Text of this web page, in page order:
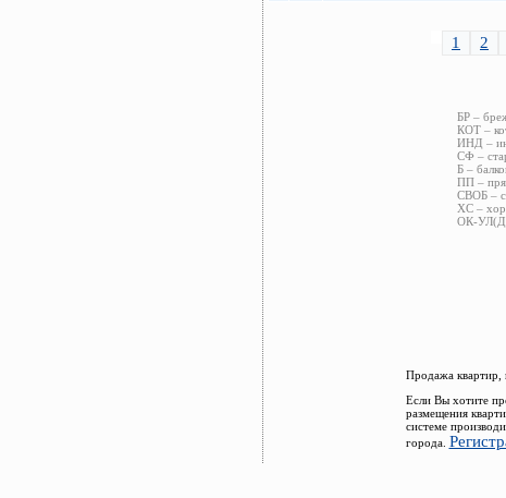
1 2
БР –
КОТ –
ИНД –
СФ –
Б –
ПП –
СВОБ –
ХС –
ОК-
Продажа квартир,
Если Вы хотите
размещения
системе
города.